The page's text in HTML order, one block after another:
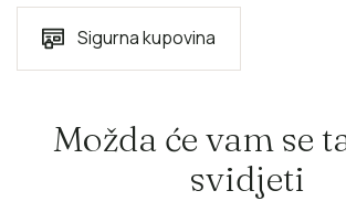
Sigurna kupovina
Možda će vam se
svidjeti